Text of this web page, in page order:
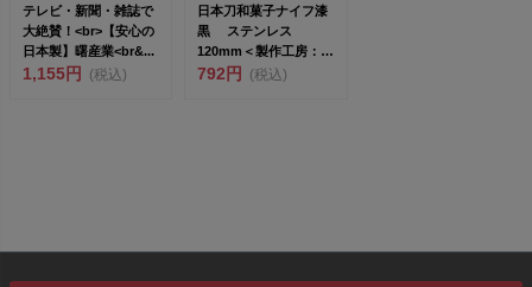
テレビ・新聞・雑誌で
大絶賛！<br>【安心の
日本製】曙産業<br&...
1,155円 (税込)
日本刀和菓子ナイフ漆
黒 ステンレス
120mm＜製作工房：武
田＞<br>...
792円 (税込)